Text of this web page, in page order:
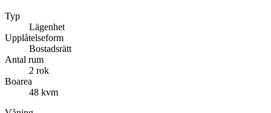
Typ
Lägenhet
Upplåtelseform
Bostadsrätt
Antal rum
2 rok
Boarea
48 kvm